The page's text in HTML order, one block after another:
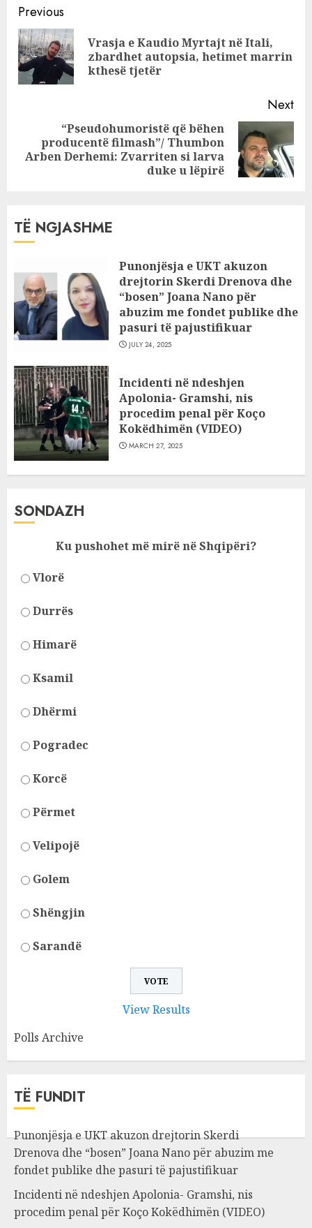
kalonte KOKAINË
në 3 kontinente!
Continue
Reading
Previous
Vrasja e Kaudio Myrtajt në Itali,
zbardhet autopsia, hetimet marrin
kthesë tjetër
Next
Next
post:
“Pseudohumoristë që bëhen
producentë filmash”/ Thumbon
Arben Derhemi: Zvarriten si larva
duke u lëpirë
TË NGJASHME
Punonjësja e UKT akuzon
drejtorin Skerdi Drenova dhe
“bosen” Joana Nano për
abuzim me fondet publike dhe
pasuri të pajustifikuar
JULY 24, 2025
Incidenti në ndeshjen
Apolonia- Gramshi, nis
procedim penal për Koço
Kokëdhimën (VIDEO)
MARCH 27, 2025
SONDAZH
Ku pushohet më mirë në Shqipëri?
Vlorë
Durrës
Himarë
Ksamil
Dhërmi
Pogradec
Korcë
Përmet
Velipojë
Golem
Shëngjin
Sarandë
View Results
Polls Archive
TË FUNDIT
Punonjësja e UKT akuzon drejtorin Skerdi
Drenova dhe “bosen” Joana Nano për abuzim me
fondet publike dhe pasuri të pajustifikuar
Incidenti në ndeshjen Apolonia- Gramshi, nis
procedim penal për Koço Kokëdhimën (VIDEO)